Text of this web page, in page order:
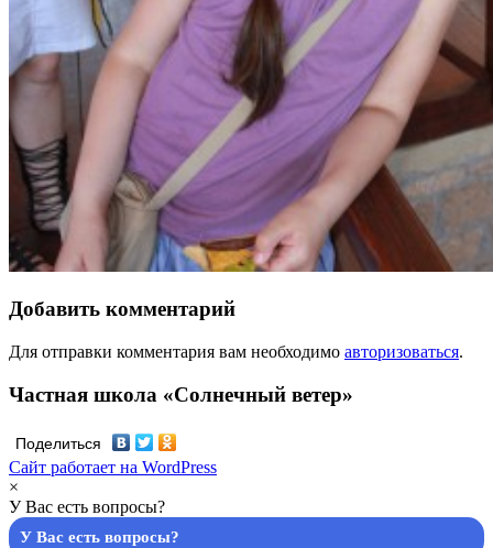
Добавить комментарий
Для отправки комментария вам необходимо авторизоваться.
Частная школа «Солнечный ветер»
Поделиться
Сайт работает на WordPress
×
У Вас есть вопросы?
У Вас есть вопросы?